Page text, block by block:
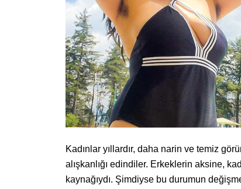
Kadınlar yıllardır, daha narin ve temiz
alışkanlığı edindiler. Erkeklerin aksine,
kaynağıydı. Şimdiyse bu durumun